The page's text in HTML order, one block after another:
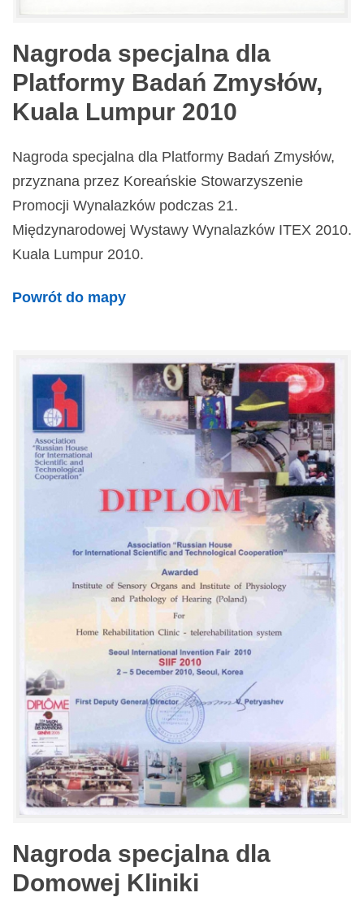
Nagroda specjalna dla
Platformy Badań Zmysłów,
Kuala Lumpur 2010
Nagroda specjalna dla Platformy Badań Zmysłów,
przyznana przez Koreańskie Stowarzyszenie
Promocji Wynalazków podczas 21.
Międzynarodowej Wystawy Wynalazków ITEX 2010.
Kuala Lumpur 2010.
Powrót do mapy
Nagroda specjalna dla
Domowej Kliniki